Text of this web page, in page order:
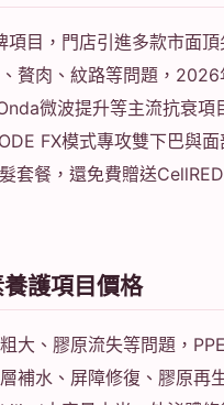
目，門店引進多款市面
贅肉、紋路等問題，
微波提升等主流抗衰
FX模式專攻雙下巴與
套餐，還免費贈送
護項目價格
大、膠原流失等問題，
補水、屏障修復、膠原再